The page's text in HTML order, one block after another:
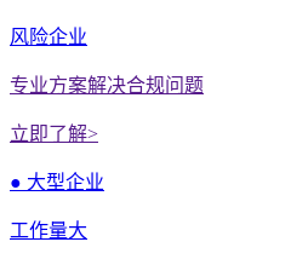
风险企业
专业方案解决合规问题
立即了解>
● 大型企业
工作量大